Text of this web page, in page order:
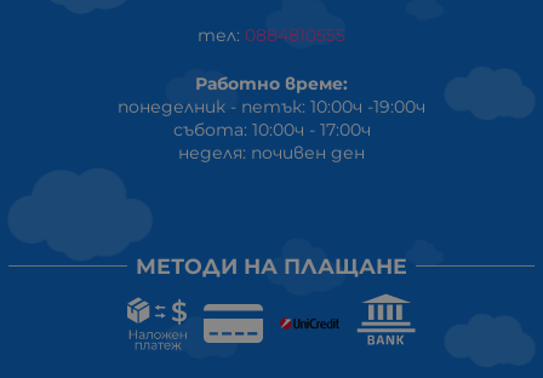
тел: 0884810555
Работно време:
понеделник - петък: 10:00ч -19:00ч
събота: 10:00ч - 17:00ч
неделя: почивен ден
МЕТОДИ НА ПЛАЩАНЕ